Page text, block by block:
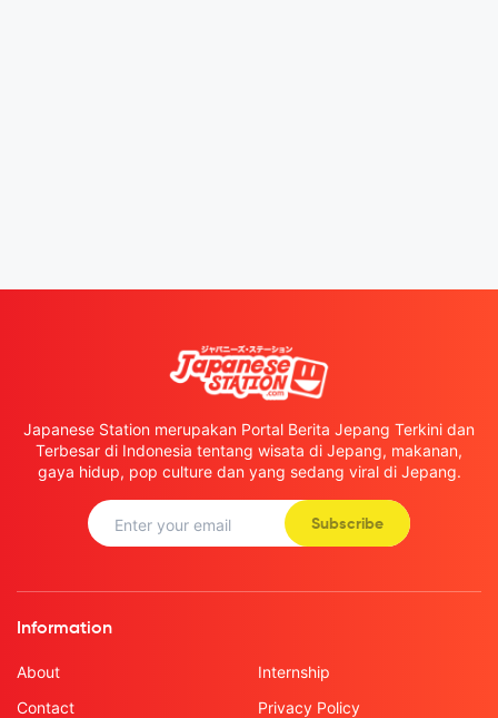
Japanese Station merupakan Portal Berita Jepang Terkini dan
Terbesar di Indonesia tentang wisata di Jepang, makanan,
gaya hidup, pop culture dan yang sedang viral di Jepang.
Subscribe
Information
About
Contact
Internship
Privacy Policy